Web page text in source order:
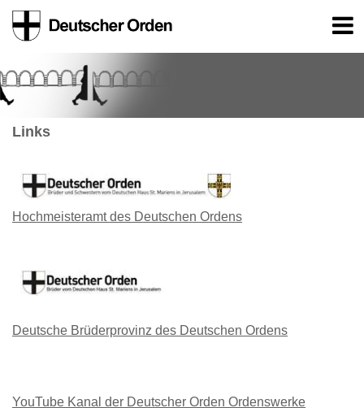
Links
Hochmeisteramt des Deutschen Ordens
Deutsche Brüderprovinz des Deutschen Ordens
YouTube Kanal der Deutscher Orden Ordenswerke